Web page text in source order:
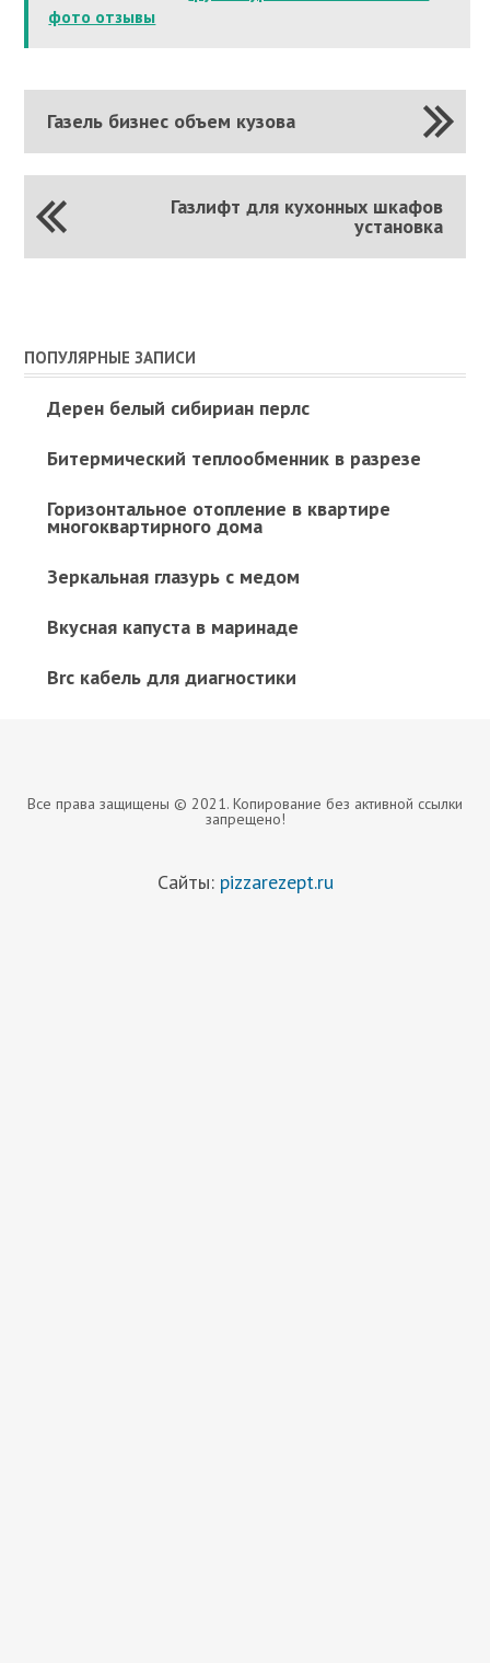
фото отзывы
Газель бизнес объем кузова
Газлифт для кухонных шкафов
установка
ПОПУЛЯРНЫЕ ЗАПИСИ
Дерен белый сибириан перлс
Битермический теплообменник в разрезе
Горизонтальное отопление в квартире
многоквартирного дома
Зеркальная глазурь с медом
Вкусная капуста в маринаде
Brc кабель для диагностики
Все права защищены © 2021. Копирование без активной ссылки
запрещено!
Сайты: pizzarezept.ru